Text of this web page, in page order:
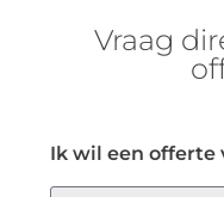
Vraag
Ik wil een offerte